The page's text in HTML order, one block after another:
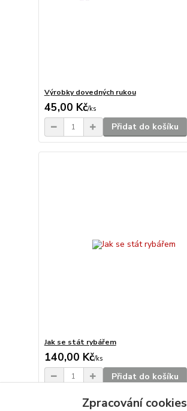
Výrobky dovedných rukou
45,00 Kč/ks
Přidat do košíku
Jak se stát rybářem
140,00 Kč/ks
Přidat do košíku
Zpracování cookies